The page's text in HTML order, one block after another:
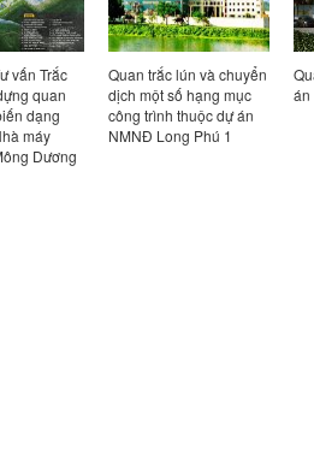
vấn Trắc
quan
dạng
máy
Dương
Quan trắc lún và chuyển
dịch một số hạng mục
công trình thuộc dự án
NMNĐ Long Phú 1
án